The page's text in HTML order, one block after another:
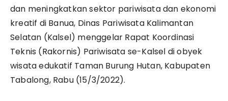
dan meningkatkan sektor pariwisata dan ekonomi
kreatif di Banua, Dinas Pariwisata Kalimantan
Selatan (Kalsel) menggelar Rapat Koordinasi
Teknis (Rakornis) Pariwisata se-Kalsel di obyek
wisata edukatif Taman Burung Hutan, Kabupaten
Tabalong, Rabu (15/3/2022).